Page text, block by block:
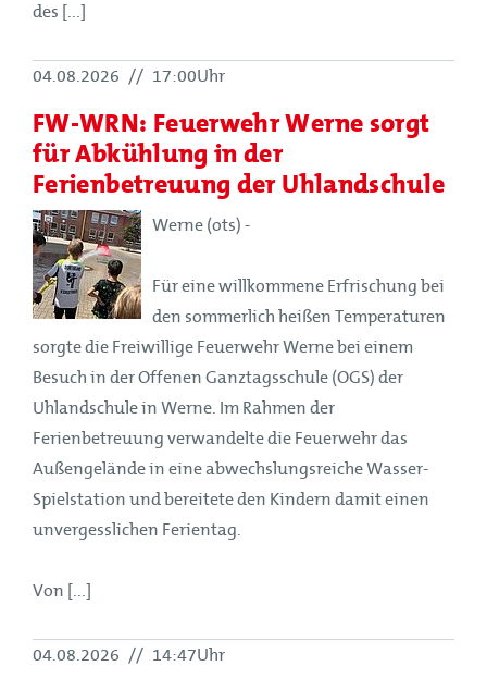
des [...]
04.08.2026 // 17:00Uhr
FW-WRN: Feuerwehr Werne sorgt
für Abkühlung in der
Ferienbetreuung der Uhlandschule
Werne (ots) -
Für eine willkommene Erfrischung bei
den sommerlich heißen Temperaturen
sorgte die Freiwillige Feuerwehr Werne bei einem
Besuch in der Offenen Ganztagsschule (OGS) der
Uhlandschule in Werne. Im Rahmen der
Ferienbetreuung verwandelte die Feuerwehr das
Außengelände in eine abwechslungsreiche Wasser-
Spielstation und bereitete den Kindern damit einen
unvergesslichen Ferientag.
Von [...]
04.08.2026 // 14:47Uhr